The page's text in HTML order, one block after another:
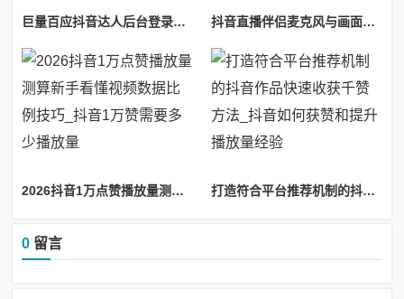
巨量百应抖音达人后台登录入口带货等级提升条件讲解_达人如何登陆巨量百应 抖音直播伴侣麦克风与画面设置不当是否会导致封号_抖音直播伴侣添加麦克风
2026抖音1万点赞播放量测算新手看懂视频数据比例技巧_抖音1万赞需要多少播放量 打造符合平台推荐机制的抖音作品快速收获千赞方法_抖音如何获赞和提升播放量经验
0 留言